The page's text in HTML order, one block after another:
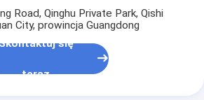
Road, Qinghu Private Park, Qishi
City, prowincja Guangdong
się
teraz